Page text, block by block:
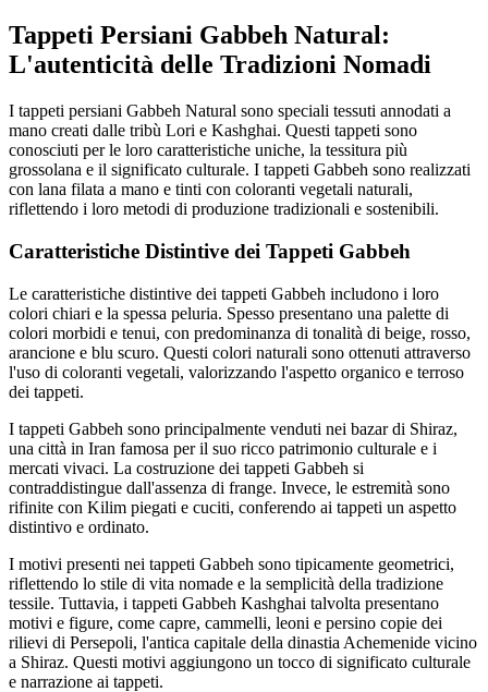
Tappeti Persiani Gabbeh Natural:
L'autenticità delle Tradizioni Nomadi
I tappeti persiani Gabbeh Natural sono speciali tessuti annodati a
mano creati dalle tribù Lori e Kashghai. Questi tappeti sono
conosciuti per le loro caratteristiche uniche, la tessitura più
grossolana e il significato culturale. I tappeti Gabbeh sono realizzati
con lana filata a mano e tinti con coloranti vegetali naturali,
riflettendo i loro metodi di produzione tradizionali e sostenibili.
Caratteristiche Distintive dei Tappeti Gabbeh
Le caratteristiche distintive dei tappeti Gabbeh includono i loro
colori chiari e la spessa peluria. Spesso presentano una palette di
colori morbidi e tenui, con predominanza di tonalità di beige, rosso,
arancione e blu scuro. Questi colori naturali sono ottenuti attraverso
l'uso di coloranti vegetali, valorizzando l'aspetto organico e terroso
dei tappeti.
I tappeti Gabbeh sono principalmente venduti nei bazar di Shiraz,
una città in Iran famosa per il suo ricco patrimonio culturale e i
mercati vivaci. La costruzione dei tappeti Gabbeh si
contraddistingue dall'assenza di frange. Invece, le estremità sono
rifinite con Kilim piegati e cuciti, conferendo ai tappeti un aspetto
distintivo e ordinato.
I motivi presenti nei tappeti Gabbeh sono tipicamente geometrici,
riflettendo lo stile di vita nomade e la semplicità della tradizione
tessile. Tuttavia, i tappeti Gabbeh Kashghai talvolta presentano
motivi e figure, come capre, cammelli, leoni e persino copie dei
rilievi di Persepoli, l'antica capitale della dinastia Achemenide vicino
a Shiraz. Questi motivi aggiungono un tocco di significato culturale
e narrazione ai tappeti.